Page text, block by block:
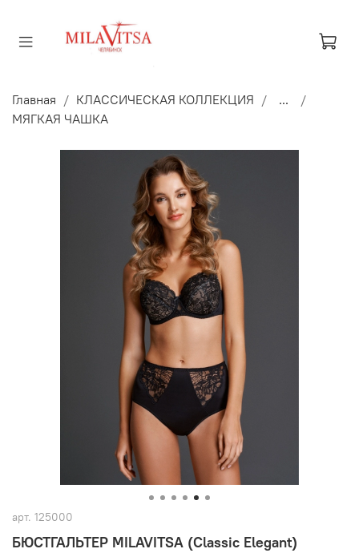
Главная КЛАССИЧЕСКАЯ КОЛЛЕКЦИЯ
...
МЯГКАЯ ЧАШКА
арт. 125000
БЮСТГАЛЬТЕР MILAVITSA (Classic Elegant)